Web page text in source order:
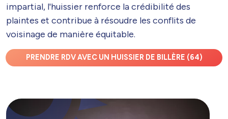
impartial, l'huissier renforce la crédibilité des
plaintes et contribue à résoudre les conflits de
voisinage de manière équitable.
PRENDRE RDV AVEC UN HUISSIER DE BILLÈRE (64)